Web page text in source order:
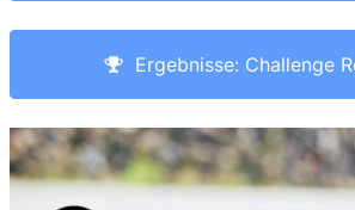
Ergebnisse: Challenge